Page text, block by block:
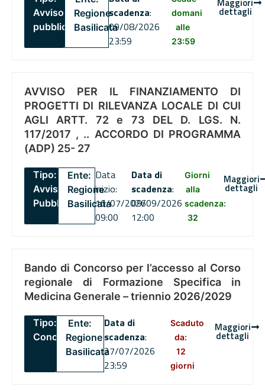
Avviso
pubblico
Regione
Basilicata
scadenza:
09/08/2026
23:59
domani
alle
23:59
Maggiori
dettagli
AVVISO PER IL FINANZIAMENTO DI
PROGETTI DI RILEVANZA LOCALE DI CUI
AGLI ARTT. 72 e 73 DEL D. LGS. N.
117/2017 , .. ACCORDO DI PROGRAMMA
(ADP) 25- 27
Tipo:
Avviso
Pubblico
Ente:
Regione
Basilicata
Data
inizio:
16/07/2026
09:00
Data di
scadenza:
09/09/2026
12:00
Giorni
alla
scadenza:
32
Maggiori
dettagli
Bando di Concorso per l’accesso al Corso
regionale di Formazione Specifica in
Medicina Generale – triennio 2026/2029
Tipo:
Concorsi
Ente:
Regione
Basilicata
Data di
scadenza:
27/07/2026
23:59
Scaduto
da:
12
giorni
Maggiori
dettagli